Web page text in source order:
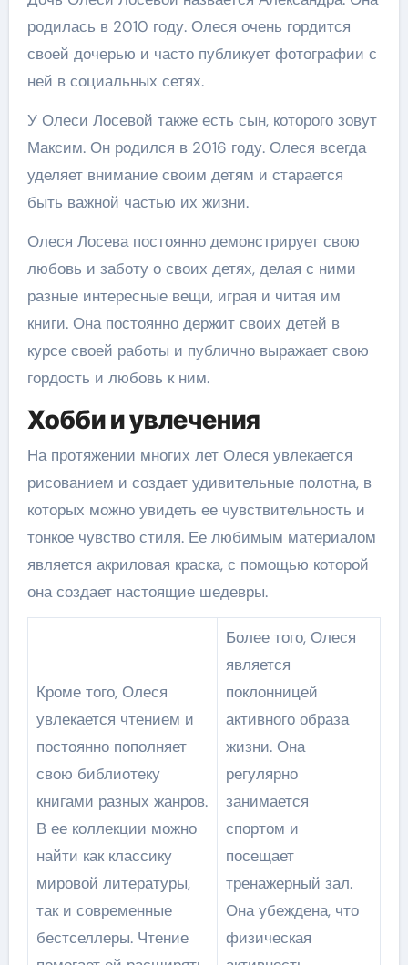
родилась в 2010 году. Олеся очень гордится
своей дочерью и часто публикует фотографии с
ней в социальных сетях.
У Олеси Лосевой также есть сын, которого зовут
Максим. Он родился в 2016 году. Олеся всегда
уделяет внимание своим детям и старается
быть важной частью их жизни.
Олеся Лосева постоянно демонстрирует свою
любовь и заботу о своих детях, делая с ними
разные интересные вещи, играя и читая им
книги. Она постоянно держит своих детей в
курсе своей работы и публично выражает свою
гордость и любовь к ним.
Хобби и увлечения
На протяжении многих лет Олеся увлекается
рисованием и создает удивительные полотна, в
которых можно увидеть ее чувствительность и
тонкое чувство стиля. Ее любимым материалом
является акриловая краска, с помощью которой
она создает настоящие шедевры.
Кроме того, Олеся
увлекается чтением и
постоянно пополняет
свою библиотеку
книгами разных жанров.
В ее коллекции можно
найти как классику
мировой литературы,
так и современные
бестселлеры. Чтение
Более того, Олеся
является
поклонницей
активного образа
жизни. Она
регулярно
занимается
спортом и
посещает
тренажерный зал.
Она убеждена, что
физическая